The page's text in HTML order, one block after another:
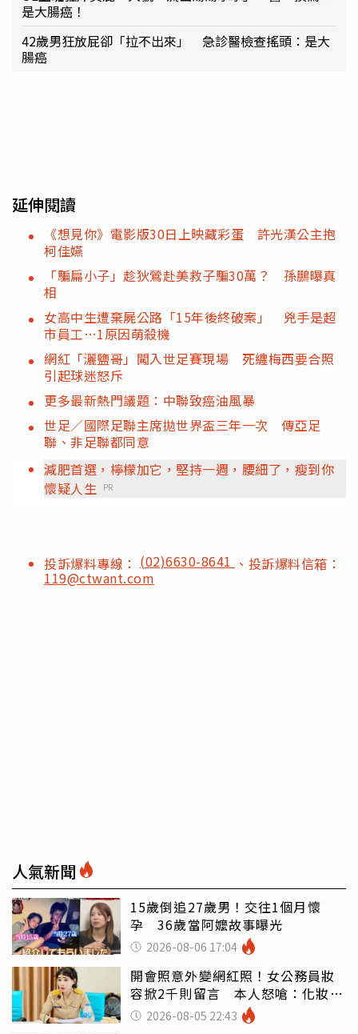
是大腸癌！
42歲男狂放屁卻「拉不出來」 急診醫檢查搖頭：是大
腸癌
延伸閱讀
《想見你》電影版30日上映藏彩蛋 許光漢公主抱
柯佳嬿
「騙扁小子」趁狄鶯赴美救子騙30萬？ 孫鵬曝真
相
女高中生遭棄屍公路「15年後終破案」 兇手是超
市員工…1原因萌殺機
網紅「灑鹽哥」闖入世足賽現場 死纏梅西要合照
引起球迷怒斥
更多最新熱門議題：中聯致癌油風暴
世足／國際足聯主席拋世界盃三年一次 傳亞足
聯、非足聯都同意
減肥首選，檸檬加它，堅持一週，腰細了，瘦到你
懷疑人生 PR
投訴爆料專線： (02)6630-8641 、投訴爆料信箱：
119@ctwant.com
人氣新聞
15歲倒追27歲男！交往1個月懷
孕 36歲當阿嬤故事曝光
2026-08-06 17:04
開會照意外變網紅照！女公務員妝
容掀2千則留言 本人怒嗆：化妝有
錯嗎2026-08-05 22:43